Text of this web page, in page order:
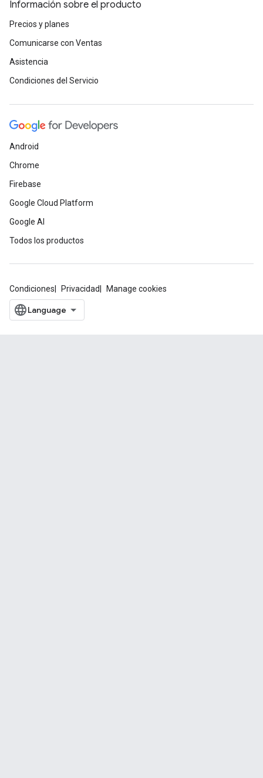
Información sobre el producto
Precios y planes
Comunicarse con Ventas
Asistencia
Condiciones del Servicio
Android
Chrome
Firebase
Google Cloud Platform
Google AI
Todos los productos
Condiciones Privacidad Manage cookies